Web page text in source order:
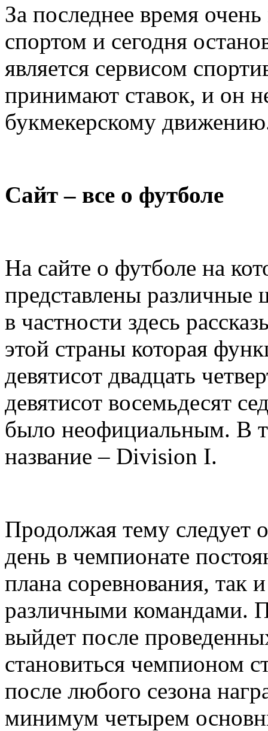
За последнее время
спортом и сегодня
является сервисом
принимают ставок, и он
букмекерскому
Сайт – все о футболе
На сайте о футболе на
представлены
в частности здесь
этой страны которая
девятисот двадцать
девятисот восемьдесят
было неофициальным. В
название – Division I.
Продолжая тему следует
день в чемпионате
плана соревнования, так
различными командами.
выйдет после
становиться чемпионом
после любого сезона
минимум четырем